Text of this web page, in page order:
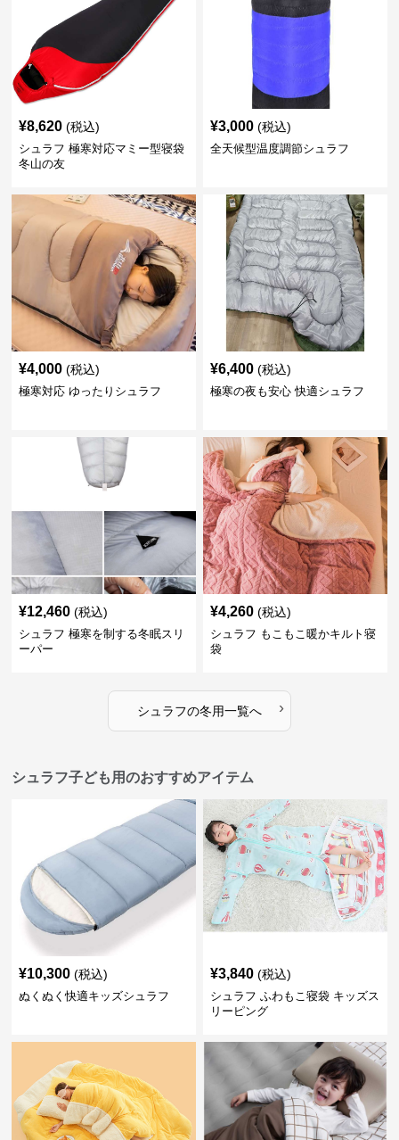
¥8,620 (税込)
シュラフ 極寒対応マミー型寝袋
冬山の友
¥3,000 (税込)
全天候型温度調節シュラフ
¥4,000 (税込)
極寒対応 ゆったりシュラフ
¥6,400 (税込)
極寒の夜も安心 快適シュラフ
¥12,460 (税込)
シュラフ 極寒を制する冬眠スリ
ーパー
¥4,260 (税込)
シュラフ もこもこ暖かキルト寝
袋
シュラフの冬用一覧へ ›
シュラフ子ども用のおすすめアイテム
¥10,300 (税込)
ぬくぬく快適キッズシュラフ
¥3,840 (税込)
シュラフ ふわもこ寝袋 キッズス
リーピング